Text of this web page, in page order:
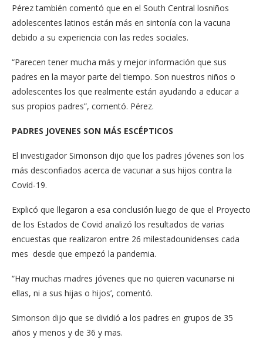
Pérez también comentó que en el South Central losniños
adolescentes latinos están más en sintonía con la vacuna
debido a su experiencia con las redes sociales.
“Parecen tener mucha más y mejor información que sus
padres en la mayor parte del tiempo. Son nuestros niños o
adolescentes los que realmente están ayudando a educar a
sus propios padres”, comentó. Pérez.
PADRES JOVENES SON MÁS ESCÉPTI​C​OS
El investigador Simonson dijo que los padres jóvenes son los
más desconfiados acerca de vacunar a sus hijos contra la
Covid-19.
Explicó que llegaron a esa conclusión luego de que el Proyecto
de los Estados de Covid analizó los resultados de varias
encuestas que realizaron entre 26 milestadounidenses cada
mes desde que empezó la pandemia.
“Hay muchas madres jóvenes que no quieren vacunarse ni
ellas, ni ​a ​sus hijas o hijos’, comentó.
Simonson dijo que se dividió a los padres en grupos de 35
años y menos y de 36 y mas.